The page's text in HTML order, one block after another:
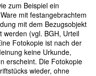
zum Beispiel ein
mit festangebrachtem
mit dem Bezugsobjekt
werden (vgl. BGH, Urteil
Fotokopie ist nach der
keine Urkunde,
erscheint. Die Fotokopie
wieder, ohne